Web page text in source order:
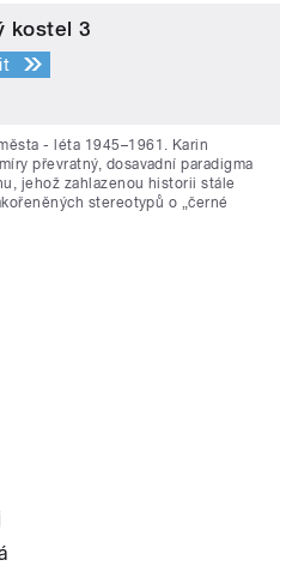
kostel 3
- léta 1945–1961. Karin
převratný, dosavadní paradigma
jehož zahlazenou historii stále
stereotypů o „černé